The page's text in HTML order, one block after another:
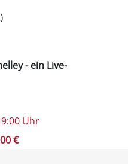
- ein Live-
Uhr
€